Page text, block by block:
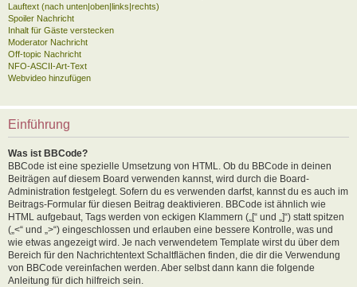
Lauftext (nach unten|oben|links|rechts)
Spoiler Nachricht
Inhalt für Gäste verstecken
Moderator Nachricht
Off-topic Nachricht
NFO-ASCII-Art-Text
Webvideo hinzufügen
Einführung
Was ist BBCode?
BBCode ist eine spezielle Umsetzung von HTML. Ob du BBCode in deinen
Beiträgen auf diesem Board verwenden kannst, wird durch die Board-
Administration festgelegt. Sofern du es verwenden darfst, kannst du es auch im
Beitrags-Formular für diesen Beitrag deaktivieren. BBCode ist ähnlich wie
HTML aufgebaut, Tags werden von eckigen Klammern („[“ und „]“) statt spitzen
(„<“ und „>“) eingeschlossen und erlauben eine bessere Kontrolle, was und
wie etwas angezeigt wird. Je nach verwendetem Template wirst du über dem
Bereich für den Nachrichtentext Schaltflächen finden, die dir die Verwendung
von BBCode vereinfachen werden. Aber selbst dann kann die folgende
Anleitung für dich hilfreich sein.